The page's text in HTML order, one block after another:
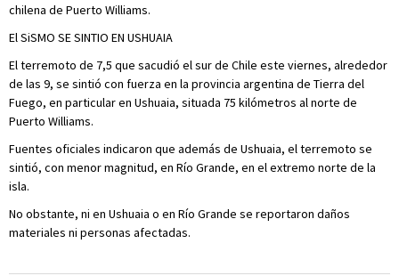
chilena de Puerto Williams.
El SiSMO SE SINTIO EN USHUAIA
El terremoto de 7,5 que sacudió el sur de Chile este viernes, alrededor
de las 9, se sintió con fuerza en la provincia argentina de Tierra del
Fuego, en particular en Ushuaia, situada 75 kilómetros al norte de
Puerto Williams.
Fuentes oficiales indicaron que además de Ushuaia, el terremoto se
sintió, con menor magnitud, en Río Grande, en el extremo norte de la
isla.
No obstante, ni en Ushuaia o en Río Grande se reportaron daños
materiales ni personas afectadas.